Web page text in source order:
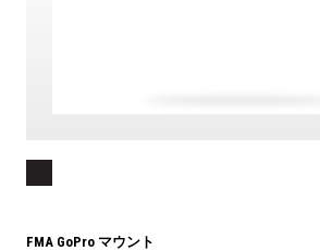
FMA GoPro マウント